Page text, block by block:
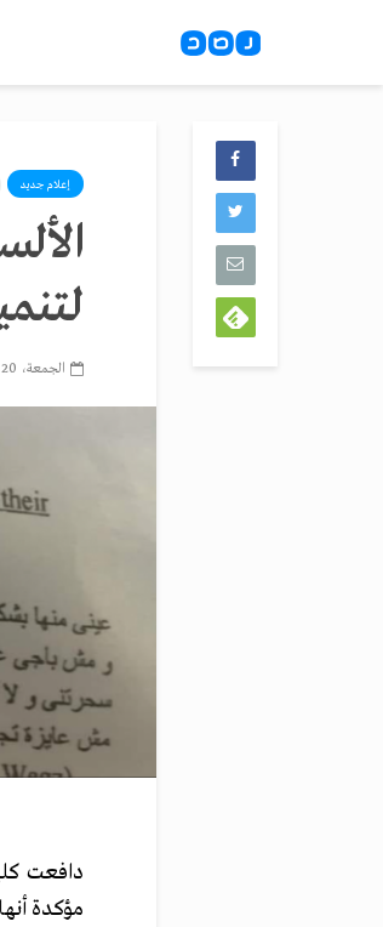
إعلام جديد
الجمعة، 20 يناير 2023، 4:16 م
دافعت
مؤكدة